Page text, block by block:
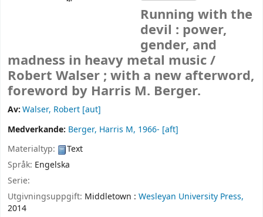
Running with the
devil : power,
gender, and
madness in heavy metal music /
Robert Walser ; with a new afterword,
foreword by Harris M. Berger.
Av:Walser, Robert [aut]
Medverkande: Berger, Harris M, 1966- [aft]
Materialtyp:
Text
Språk: Engelska
Serie:
Utgivningsuppgift: Middletown : Wesleyan University Press,
2014